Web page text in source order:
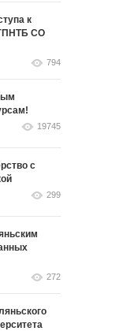
к
СО
794
19745
с
299
272